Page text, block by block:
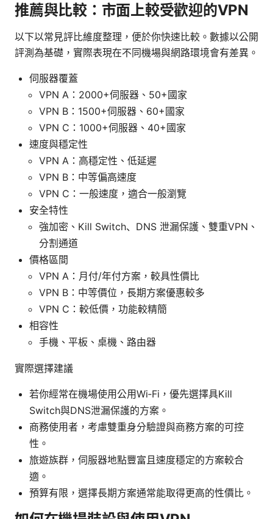
推薦與比較：市面上較受歡迎的VPN
以下以常見評比維度整理，便於你快速比較。數據以公開
評測為基礎，實際表現在不同機場與網路環境會有差異。
伺服器覆蓋
VPN A：2000+伺服器、50+國家
VPN B：1500+伺服器、60+國家
VPN C：1000+伺服器、40+國家
速度與穩定性
VPN A：高穩定性、低延遲
VPN B：中等偏高速度
VPN C：一般速度，適合一般瀏覽
安全特性
強加密、Kill Switch、DNS 泄漏保護、雙重VPN、
分割通道
價格區間
VPN A：月付/年付方案，較具性價比
VPN B：中等價位，長期方案優惠較多
VPN C：較低價，功能較精簡
相容性
手機、平板、桌機、路由器
實際選擇建議
若你經常在機場使用公用Wi‑Fi，優先選擇具Kill
Switch與DNS泄漏保護的方案。
商務使用者，考慮雙重身分驗證與商務方案的可控
性。
旅遊族群，伺服器地點豐富且速度穩定的方案較合
適。
預算有限，選擇長期方案通常能取得更高的性價比。